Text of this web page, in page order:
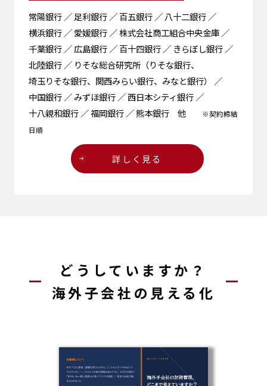
常陽銀行 ／足利銀行 ／百五銀行 ／八十二銀行 ／
横浜銀行 ／愛媛銀行 ／株式会社商工組合中央金庫 ／
千葉銀行 ／広島銀行 ／百十四銀行 ／ きらぼし銀行 ／
北陸銀行 ／ りそな総合研究所 （りそな銀行、
埼玉りそな銀行、 関西みらい銀行、 みなと銀行） ／
中国銀行 ／みずほ銀行 ／西日本シティ銀行 ／
十八親和銀行 ／福岡銀行 ／熊本銀行 他
※契約締結
日順
詳しく見る
どうしていますか？
海外子会社 の 見える化